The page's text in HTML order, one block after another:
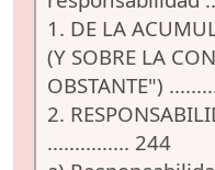
1. DE LA
(Y SOBRE LA
OBSTANTE")
2.
............... 244